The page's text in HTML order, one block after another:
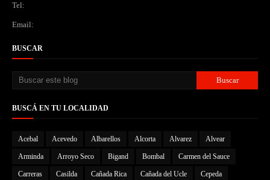
Tel:
Email:
BUSCAR
BUSCÁ EN TU LOCALIDAD
Acebal Acevedo Albarellos Alcorta Alvarez Alvear
Arminda Arroyo Seco Bigand Bombal Carmen del Sauce
Carreras Casilda Cañada Rica Cañada del Ucle Cepeda